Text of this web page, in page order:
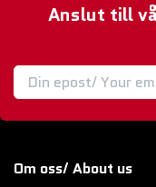
Anslut till
Om oss/ About us